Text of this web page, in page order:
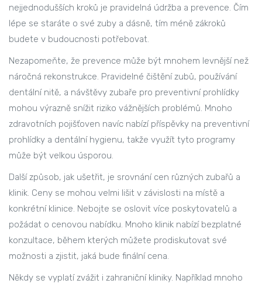
nejjednodušších kroků je pravidelná údržba a prevence. Čím
lépe se staráte o své zuby a dásně, tím méně zákroků
budete v budoucnosti potřebovat.
Nezapomeňte, že prevence může být mnohem levnější než
náročná rekonstrukce. Pravidelné čištění zubů, používání
dentální nitě, a návštěvy zubaře pro preventivní prohlídky
mohou výrazně snížit riziko vážnějších problémů. Mnoho
zdravotních pojišťoven navíc nabízí příspěvky na preventivní
prohlídky a dentální hygienu, takže využít tyto programy
může být velkou úsporou.
Další způsob, jak ušetřit, je srovnání cen různých zubařů a
klinik. Ceny se mohou velmi lišit v závislosti na místě a
konkrétní klinice. Nebojte se oslovit více poskytovatelů a
požádat o cenovou nabídku. Mnoho klinik nabízí bezplatné
konzultace, během kterých můžete prodiskutovat své
možnosti a zjistit, jaká bude finální cena.
Někdy se vyplatí zvážit i zahraniční kliniky. Například mnoho